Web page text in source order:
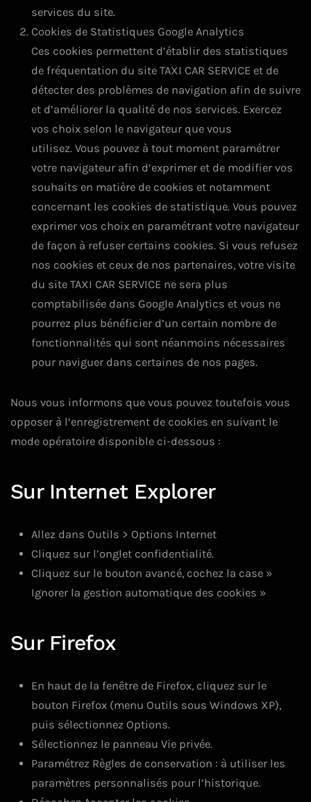
services du site.
Cookies de Statistiques Google Analytics
Ces cookies permettent d’établir des statistiques
de fréquentation du site TAXI CAR SERVICE et de
détecter des problèmes de navigation afin de suivre
et d’améliorer la qualité de nos services. Exercez
vos choix selon le navigateur que vous
utilisez. Vous pouvez à tout moment paramétrer
votre navigateur afin d’exprimer et de modifier vos
souhaits en matière de cookies et notamment
concernant les cookies de statistique. Vous pouvez
exprimer vos choix en paramétrant votre navigateur
de façon à refuser certains cookies. Si vous refusez
nos cookies et ceux de nos partenaires, votre visite
du site TAXI CAR SERVICE ne sera plus
comptabilisée dans Google Analytics et vous ne
pourrez plus bénéficier d’un certain nombre de
fonctionnalités qui sont néanmoins nécessaires
pour naviguer dans certaines de nos pages.
Nous vous informons que vous pouvez toutefois vous
opposer à l’enregistrement de cookies en suivant le
mode opératoire disponible ci-dessous :
Sur Internet Explorer
Allez dans Outils > Options Internet
Cliquez sur l’onglet confidentialité.
Cliquez sur le bouton avancé, cochez la case »
Ignorer la gestion automatique des cookies »
Sur Firefox
En haut de la fenêtre de Firefox, cliquez sur le
bouton Firefox (menu Outils sous Windows XP),
puis sélectionnez Options.
Sélectionnez le panneau Vie privée.
Paramétrez Règles de conservation : à utiliser les
paramètres personnalisés pour l’historique.